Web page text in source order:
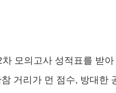
모의고사 성적표를 받
거리가 먼 점수, 방대한